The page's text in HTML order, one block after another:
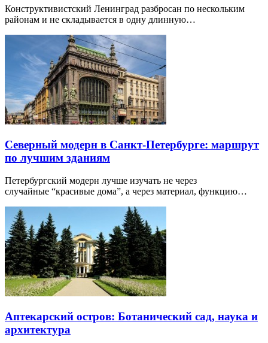
Конструктивистский Ленинград разбросан по нескольким
районам и не складывается в одну длинную…
Северный модерн в Санкт-Петербурге: маршрут
по лучшим зданиям
Петербургский модерн лучше изучать не через
случайные “красивые дома”, а через материал, функцию…
Аптекарский остров: Ботанический сад, наука и
архитектура